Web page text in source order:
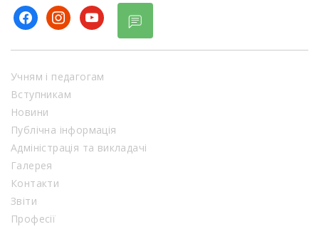
facebookinstagram
youtube
Учням і педагогам
Вступникам
Новини
Публічна інформація
Адміністрація та викладачі
Галерея
Контакти
Звіти
Професії